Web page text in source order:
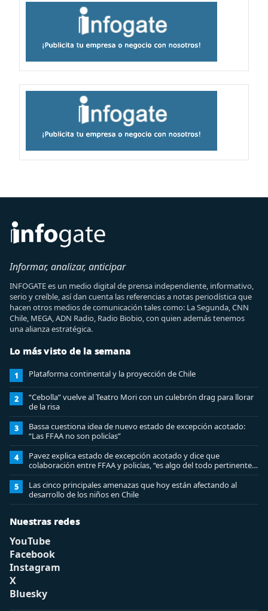
Informar, analizar, anticipar
INFOGATE es un medio digital de prensa independiente, informativo,
serio y creíble, así dan cuenta las referencias a notas periodística que
hacen otros medios de comunicación tales como: La Segunda, CNN
Chile, MEGA, ADN Radio, Radio Biobio, con quien además tenemos
una alianza estratégica.
Lo más visto de la semana
1 Plataforma continental y la proyección de Chile
2
“Cebolla” vuelve al Teatro Mori con un culebrón drag para llorar
de la risa
3
Bassa cuestiona idea de nuevo estado de excepción acotado:
“Las FFAA no son policías”
4
Pavez explica estado de excepción acotado y dice que
colaboración entre FFAA y policías, “es algo del todo pertinente
analizar”
5
Las cinco principales amenazas que hoy están afectando al
desarrollo de los niños en Chile
Nuestras redes
YouTube
Facebook
Instagram
X
Bluesky